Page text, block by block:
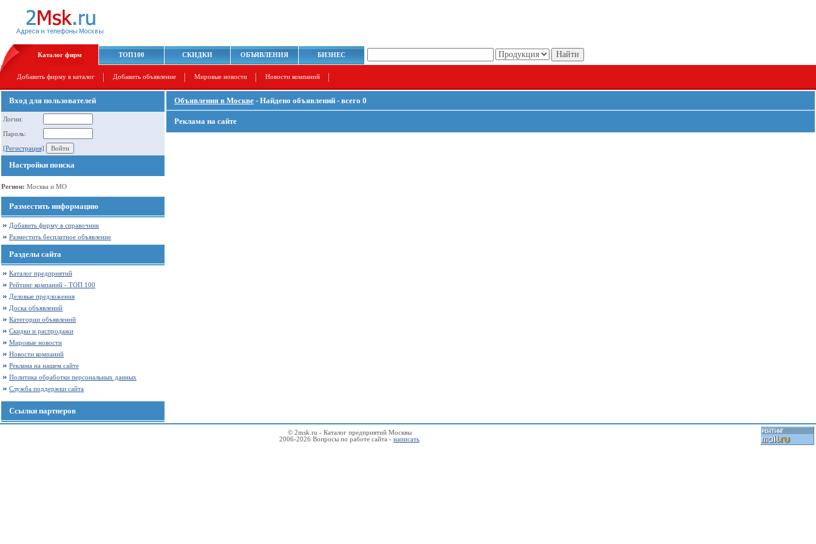
Каталог фирм ТОП100 СКИДКИ ОБЪЯВЛЕНИЯ БИЗНЕС
Добавить фирму в каталог Добавить объявление Мировые новости Новости компаний
Вход для пользователей
Логин:
Пароль:
[Регистрация]
Настройки поиска
Регион: Москва и МО
Разместить информацию
Добавить фирму в справочник
Разместить бесплатное объявление
Разделы сайта
Каталог предприятий
Рейтинг компаний - ТОП 100
Деловые предложения
Доска объявлений
Категории объявлений
Скидки и распродажи
Мировые новости
Новости компаний
Реклама на нашем сайте
Политика обработки персональных данных
Служба поддержки сайта
Ссылки партнеров
Объявления в Москве - Найдено объявлений - всего 0
Реклама на сайте
© 2msk.ru - Каталог предприятий Москвы
2006-2026 Вопросы по работе сайта - написать